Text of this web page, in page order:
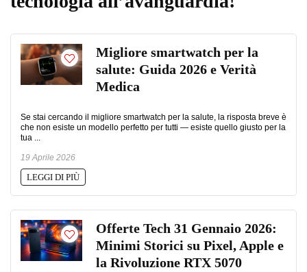
Migliore smartwatch per la
salute: Guida 2026 e Verità
Medica
Se stai cercando il migliore smartwatch per la salute, la risposta breve è
che non esiste un modello perfetto per tutti — esiste quello giusto per la
tua ...
19 Aprile 2026
LEGGI DI PIÙ
Offerte Tech 31 Gennaio 2026:
Minimi Storici su Pixel, Apple e
la Rivoluzione RTX 5070